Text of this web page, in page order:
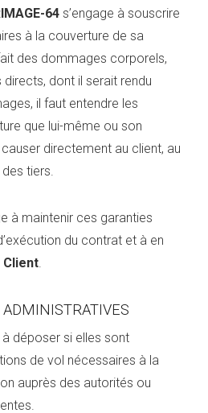
64 s’engage à souscrire
à la couverture de sa
des dommages corporels,
dont il serait rendu
il faut entendre les
que lui-même ou son
directement au client, au
tiers.
à maintenir ces garanties
du contrat et à en
Client.
à déposer si elles sont
de vol nécessaires à la
auprès des autorités ou